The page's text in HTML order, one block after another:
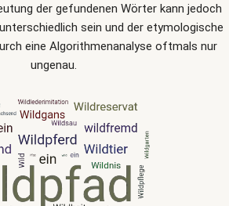
der gefundenen Wörter kann jedoch
sein und der etymologische
eine Algorithmenanalyse oftmals nur
ungenau.